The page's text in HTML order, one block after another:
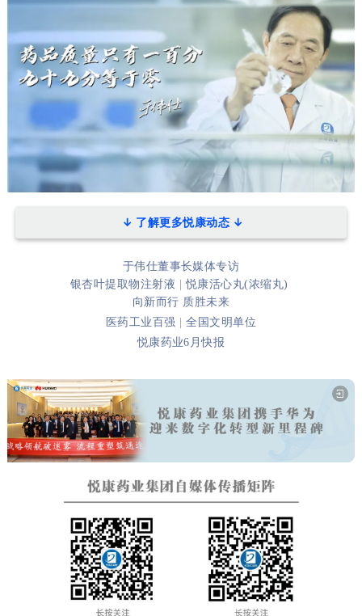
↓ 了解更多悦康动态 ↓
于伟仕董事长媒体专访
银杏叶提取物注射液 |悦康活心丸(浓缩丸)
向新而行 质胜未来
医药工业百强 |全国文明单位
悦康药业6月快报